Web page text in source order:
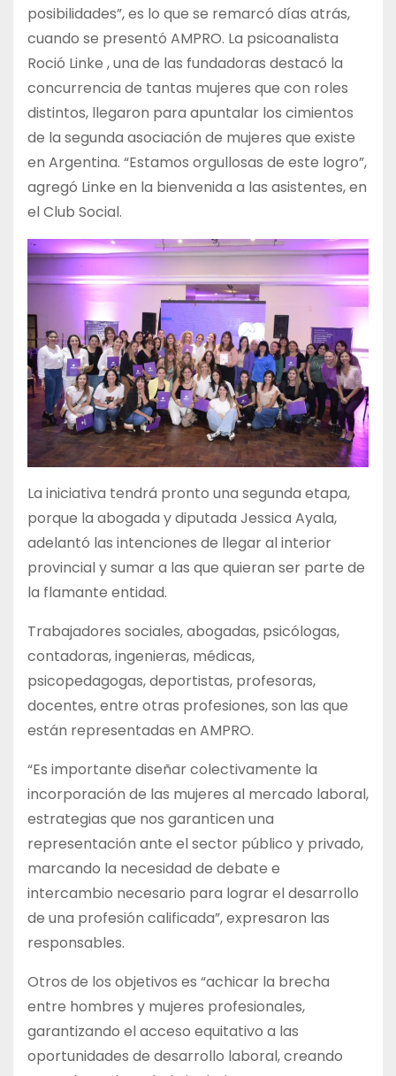
posibilidades”, es lo que se remarcó días atrás,
cuando se presentó AMPRO. La psicoanalista
Roció Linke , una de las fundadoras destacó la
concurrencia de tantas mujeres que con roles
distintos, llegaron para apuntalar los cimientos
de la segunda asociación de mujeres que existe
en Argentina. “Estamos orgullosas de este logro”,
agregó Linke en la bienvenida a las asistentes, en
el Club Social.
La iniciativa tendrá pronto una segunda etapa,
porque la abogada y diputada Jessica Ayala,
adelantó las intenciones de llegar al interior
provincial y sumar a las que quieran ser parte de
la flamante entidad.
Trabajadores sociales, abogadas, psicólogas,
contadoras, ingenieras, médicas,
psicopedagogas, deportistas, profesoras,
docentes, entre otras profesiones, son las que
están representadas en AMPRO.
“Es importante diseñar colectivamente la
incorporación de las mujeres al mercado laboral,
estrategias que nos garanticen una
representación ante el sector público y privado,
marcando la necesidad de debate e
intercambio necesario para lograr el desarrollo
de una profesión calificada”, expresaron las
responsables.
Otros de los objetivos es “achicar la brecha
entre hombres y mujeres profesionales,
garantizando el acceso equitativo a las
oportunidades de desarrollo laboral, creando